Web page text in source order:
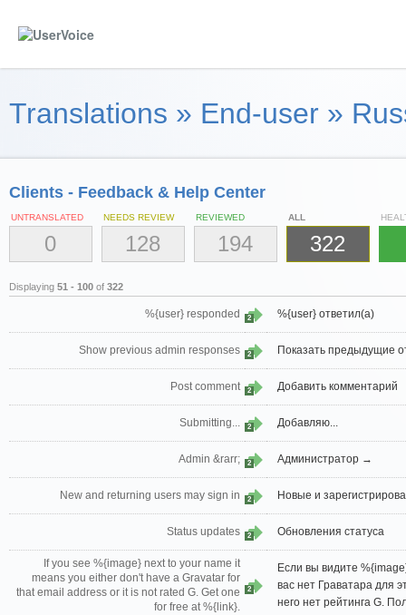
Translations » End-user »
Clients - Feedback & Help Center
UNTRANSLATED
0
NEEDS REVIEW
128
REVIEWED
194
ALL
322
Displaying 51 - 100 of 322
%{user} responded 2 %{user} ответил(а)
Show previous admin responses 2 Показать предыдущие
Post comment 2 Добавить комментарий
Submitting... 2 Добавляю...
Admin &rarr; 2 Администратор →
New and returning users may sign in 2 Новые и
Status updates 2 Обновления статуса
If you see %{image} next to your name it
means you either don't have a Gravatar for
that email address or it is not rated G. Get one
for free at %{link}.
2
Если вы видите
вас нет Граватара для
него нет рейтинга G.